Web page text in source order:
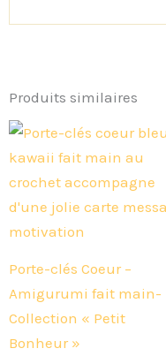
Produits similaires
Porte-clés Coeur –
Amigurumi fait main-
Collection « Petit
Bonheur »